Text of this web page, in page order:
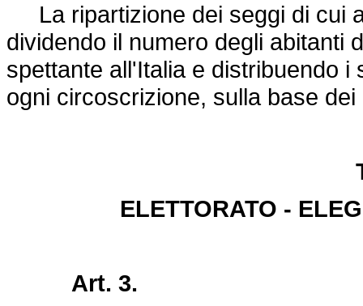
La ripartizione dei seggi di cui
dividendo il numero degli abitanti
spettante all'Italia e distribuendo
ogni circoscrizione, sulla base
ELETTORATO -
Art. 3.